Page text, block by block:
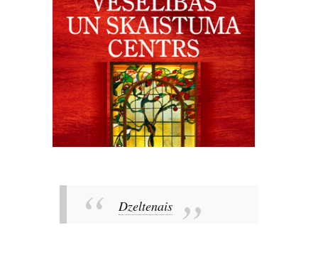
Dzeltenais